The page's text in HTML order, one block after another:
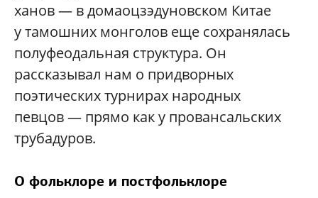
ханов — в домаоцзэдуновском Китае
у тамошних монголов еще сохранялась
полуфеодальная структура. Он
рассказывал нам о придворных
поэтических турнирах народных
певцов — прямо как у провансальских
трубадуров.
О фольклоре и постфольклоре